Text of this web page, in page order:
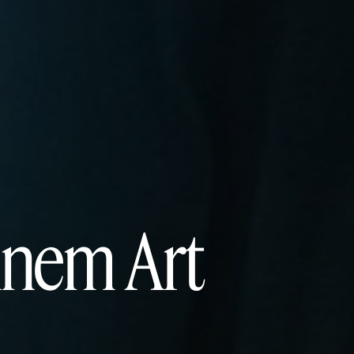
Art